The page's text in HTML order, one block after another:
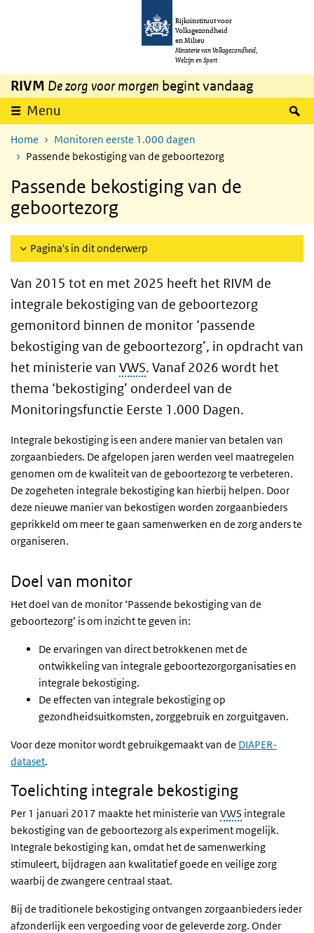
Overslaan en naar de inhoud gaan
Rijksinstituut voor
Volksgezondheid
en Milieu
Ministerie van Volksgezondheid,
Welzijn en Sport
RIVM De zorg voor morgen begint vandaag
Menu
Home
Monitoren eerste 1.000 dagen
Passende bekostiging van de geboortezorg
Passende bekostiging van de
geboortezorg
Pagina's in dit onderwerp
Van 2015 tot en met 2025 heeft het RIVM de
integrale bekostiging van de geboortezorg
gemonitord binnen de monitor ‘passende
bekostiging van de geboortezorg’, in opdracht van
het ministerie van VWS. Vanaf 2026 wordt het
thema ‘bekostiging’ onderdeel van de
Monitoringsfunctie Eerste 1.000 Dagen.
Integrale bekostiging is een andere manier van betalen van
zorgaanbieders. De afgelopen jaren werden veel maatregelen
genomen om de kwaliteit van de geboortezorg te verbeteren.
De zogeheten integrale bekostiging kan hierbij helpen. Door
deze nieuwe manier van bekostigen worden zorgaanbieders
geprikkeld om meer te gaan samenwerken en de zorg anders te
organiseren.
Doel van monitor
Het doel van de monitor ‘Passende bekostiging van de
geboortezorg’ is om inzicht te geven in:
De ervaringen van direct betrokkenen met de
ontwikkeling van integrale geboortezorgorganisaties en
integrale bekostiging.
De effecten van integrale bekostiging op
gezondheidsuitkomsten, zorggebruik en zorguitgaven.
Voor deze monitor wordt gebruikgemaakt van de DIAPER-
dataset.
Toelichting integrale bekostiging
Per 1 januari 2017 maakte het ministerie van VWS integrale
bekostiging van de geboortezorg als experiment mogelijk.
Integrale bekostiging kan, omdat het de samenwerking
stimuleert, bijdragen aan kwalitatief goede en veilige zorg
waarbij de zwangere centraal staat.
Bij de traditionele bekostiging ontvangen zorgaanbieders ieder
afzonderlijk een vergoeding voor de geleverde zorg. Onder